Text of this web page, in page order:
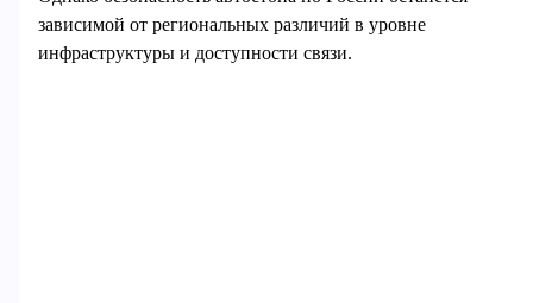
зависимой от региональных различий в уровне
инфраструктуры и доступности связи.